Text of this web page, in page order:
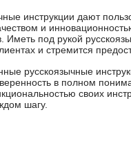
инструкции дают
и
Иметь под рукой
и стремится
русскоязычные
в полном
своих
шагу.